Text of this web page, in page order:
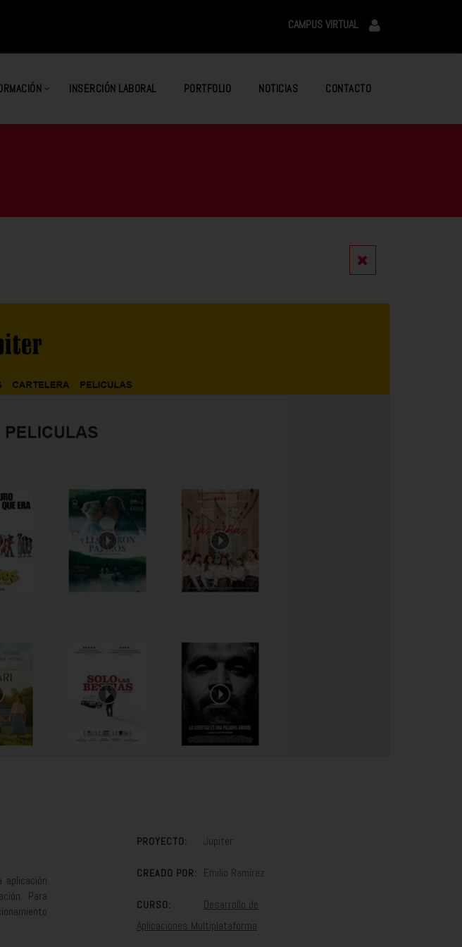
CAMPUS VIRTUAL
INSERCIÓN LABORAL PORTFOLIO NOTICIAS CONTACTO
Para
PROYECTO: Jupiter
CREADO POR: Emilio Ramírez
CURSO:
Desarrollo de
Aplicaciones Multiplataforma